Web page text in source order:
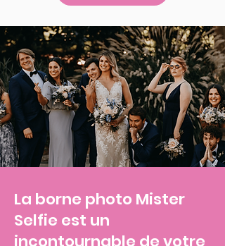
La borne photo Mister
Selfie est un
incontournable de votre